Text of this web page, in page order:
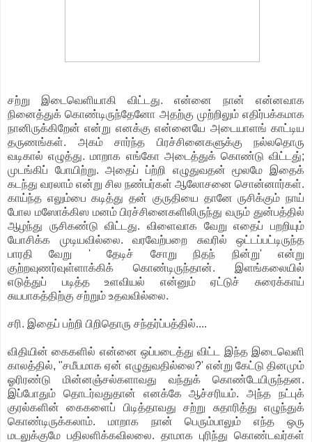
சற்று இடைவெளியாகி விட்டது. என்னை நான் என்னவாக
நினைத்துக் கொண்டிருந்தேனோ அதற்கு முற்றிலும் எதிர்பக்கமாக
நானிருக்கிறேன் என்று எனக்கு என்னையே அடையாளங் காட்டிய
தருணங்கள். அகம் சார்ந்த பிரச்சினைகளுக்கு நல்லதொரு
வடிகால் எழுத்து. மாறாக எங்கோ அடைத்துக் கொண்டு விட்டது்;
முடங்கிப் போயிற்று. அதைப் ப்ற்றி எழுதுவதன் மூலமே இதைக்
கடந்து வரலாம் என்று சில நண்பர்கள் ஆலோசனை சொன்னார்கள்.
காய்ந்த எலும்பை கடித்து தன் குருதியை தானே ருசிக்கும் நாய்
போல மஸோக்கிஸ மனம் பிரச்சினைகளிலிருந்து வரும் துன்பத்தில்
ஆழந்து ருசிகண்டு விட்டது. விளைவாக வேறு எதைப் பறறியும்
யோசிக்க முடியவில்லை. வரவேற்பறை சுவரில் ஒட்டப்பட்டிருந்த
பாரதி வேறு ' தேடிச் சோறு நிதந் நின்று' என்று
குற்றவுணர்வுள்ளாக்கிக் கொண்டிருந்தான். இளங்கலையில்
எடுத்துப் படித்த உளவியல் என்னும் ஏட்டுச் சுரைக்காய்
சுயபாகத்திற்கு சற்றும் உதவவில்லை.
சரி. இதைப் பற்றி பிறிதொரு சந்தர்ப்பத்தில்....
விதியின் கைகளில் என்னை ஒப்படைத்து விட்ட இந்த இடைவெளி
காலத்தில், "சமீபமாக ஏன் எழுதுவதில்லை?' என்று கேட்டு தினமும்
ஓரிரண்டு மின்னஞ்சல்களாவது வந்துக் கொண்டேயிருந்தன.
இப்போதும் தொடர்வதுதான் எனக்கே ஆச்சரியம். அந்த நட்புக்
குரல்களின் கைகளைப் பிடித்தாவது சற்று சுதாரித்து எழுந்துக்
கொண்டிருக்கலாம். மாறாக நான் பெரும்பாலும் எந்த ஒரு
மடலுக்குமே பதிலளிக்கவிலலை. தாமாக புரிந்து கொண்டவர்கள்